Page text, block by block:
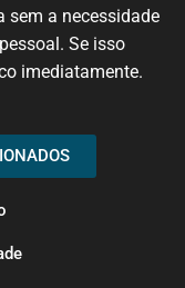
sem a necessidade
Seisso
imediatamente.